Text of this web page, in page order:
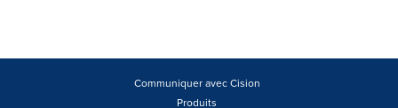
Communiquer avec Cision
Produits